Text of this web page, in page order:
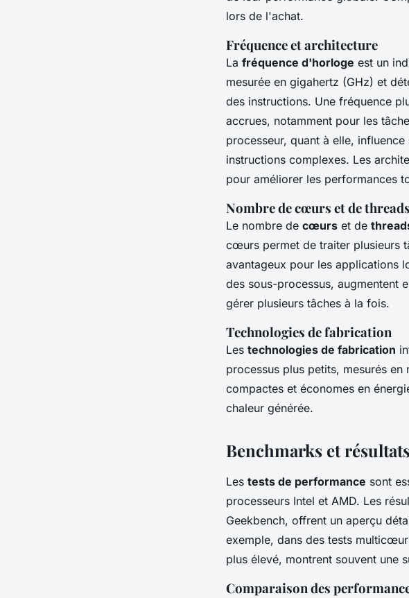
lors de l'achat.
Fréquence et architecture
La fréquence d'horloge est un
mesurée en gigahertz (GHz) et
des instructions. Une fréquence
accrues, notamment pour les
processeur, quant à elle,
instructions complexes. Les
pour améliorer les performances
Nombre de cœurs et de threads
Le nombre de cœurs et de
cœurs permet de traiter plusieurs
avantageux pour les applications
des sous-processus, augmentent
gérer plusieurs tâches à la fois.
Technologies de fabrication
Les technologies de fabrication
processus plus petits, mesurés
compactes et économes en
chaleur générée.
Benchmarks et
Les tests de performance sont
processeurs Intel et AMD. Les
Geekbench, offrent un aperçu
exemple, dans des tests
plus élevé, montrent souvent une
Comparaison des